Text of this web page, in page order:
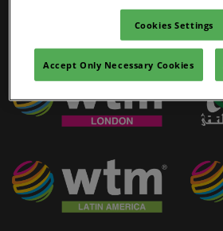
02/Mar/2027
YASHOBHOOMI (India International
Global Hub
WTM Portfolio
Cookies Settings
Accept Only Necessary Cookies